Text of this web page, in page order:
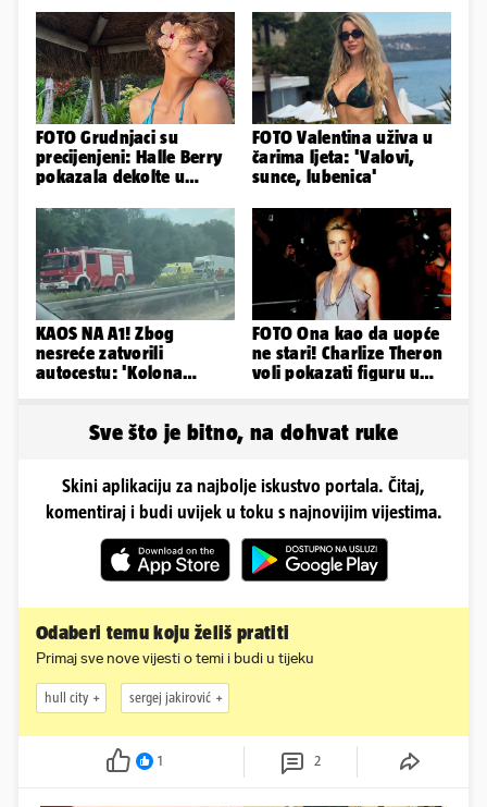
FOTO Grudnjaci su
precijenjeni: Halle Berry
pokazala dekolte u
haljinici
FOTO Valentina uživa u
čarima ljeta: 'Valovi,
sunce, lubenica'
KAOS NA A1! Zbog
nesreće zatvorili
autocestu: 'Kolona
FOTO Ona kao da uopće
ne stari! Charlize Theron
voli pokazati figuru u
Sve što je bitno, na dohvat ruke
Skini aplikaciju za najbolje iskustvo portala. Čitaj,
komentiraj i budi uvijek u toku s najnovijim vijestima.
Odaberi temu koju želiš pratiti
Primaj sve nove vijesti o temi i budi u tijeku
hull city sergej jakirović
1 2